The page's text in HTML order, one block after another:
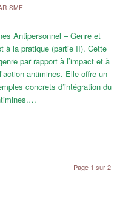
Antipersonnel – Genre et
à la pratique (partie II). Cette
par rapport à l’impact et à
antimines. Elle offre un
concrets d’intégration du
Page 1 sur 2